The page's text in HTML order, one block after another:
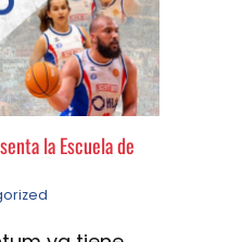
la Escuela de